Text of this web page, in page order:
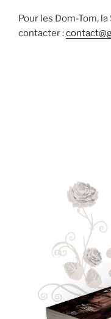
Pour les Dom-Tom,
contacter :